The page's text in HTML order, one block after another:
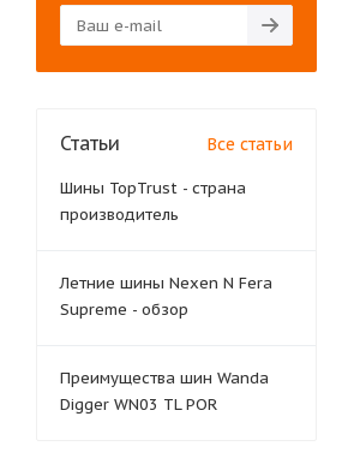
Статьи Все статьи
Шины TopTrust - страна
производитель
Летние шины Nexen N Fera
Supreme - обзор
Преимущества шин Wanda
Digger WN03 TL POR